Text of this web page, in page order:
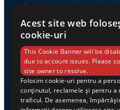
Economie
Link-uri utile
Despre noi
Acest site web
cookie-uri
This Cookie Banner will be
due to account issues. Please
site owner to resolve.
Folosim cookie-uri pentru a
conținutul, reclamele și pentru a
traficul. De asemenea,